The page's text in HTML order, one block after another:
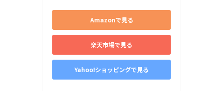
Amazonで見る
楽天市場で見る
Yahoo!ショッピングで見る